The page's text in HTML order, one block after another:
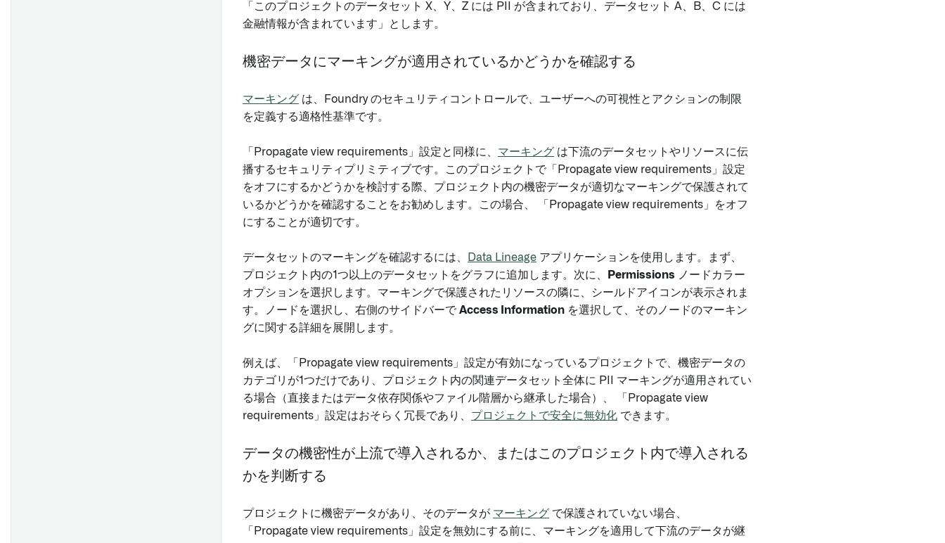
「このプロジェクトのデータセット X、Y、Z には PII が含まれており、データセット A、B、C には
金融情報が含まれています」とします。
機密データにマーキングが適用されているかどうかを確認する
マーキング は、Foundry のセキュリティコントロールで、ユーザーへの可視性とアクションの制限
を定義する適格性基準です。
「Propagate view requirements」設定と同様に、 マーキング は下流のデータセットやリソースに伝
播するセキュリティプリミティブです。このプロジェクトで「Propagate view requirements」設定
をオフにするかどうかを検討する際、プロジェクト内の機密データが適切なマーキングで保護されて
いるかどうかを確認することをお勧めします。この場合、 「Propagate view requirements」をオフ
にすることが適切です。
データセットのマーキングを確認するには、 Data Lineage アプリケーションを使用します。まず、
プロジェクト内の1つ以上のデータセットをグラフに追加します。次に、
Permissions ノードカラー
オプションを選択します。マーキングで保護されたリソースの隣に、シールドアイコンが表示されま
す。ノードを選択し、右側のサイドバーで Access Information を選択して、そのノードのマーキン
グに関する詳細を展開します。
例えば、「Propagate view requirements」設定が有効になっているプロジェクトで、機密データの
カテゴリが1つだけであり、プロジェクト内の関連データセット全体に PII マーキングが適用されてい
る場合（直接またはデータ依存関係やファイル階層から継承した場合）、 「Propagate view
requirements」設定はおそらく冗長であり、 プロジェクトで安全に無効化 できます。
データの機密性が上流で導入されるか、またはこのプロジェクト内で導入される
かを判断する
プロジェクトに機密データがあり、そのデータが マーキング で保護されていない場合、
「Propagate view requirements」設定を無効にする前に、マーキングを適用して下流のデータが継